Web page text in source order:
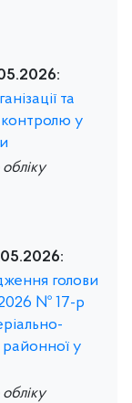
та
у
обліку
голови
№ 17-р
районної у
обліку